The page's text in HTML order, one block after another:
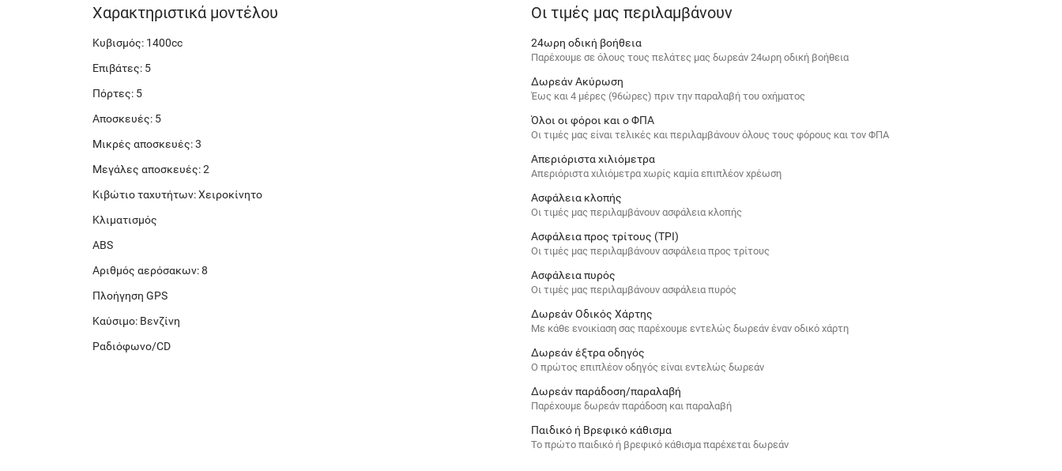
Χαρακτηριστικά μοντέλου
Κυβισμός: 1400cc
Επιβάτες: 5
Πόρτες: 5
Αποσκευές: 5
Μικρές αποσκευές: 3
Μεγάλες αποσκευές: 2
Κιβώτιο ταχυτήτων: Χειροκίνητο
Κλιματισμός
ABS
Αριθμός αερόσακων: 8
Πλοήγηση GPS
Καύσιμο: Βενζίνη
Ραδιόφωνο/CD
Οι τιμές μας περιλαμβάνουν
24ωρη οδική βοήθεια
Παρέχουμε σε όλους τους πελάτες μας δωρεάν 24ωρη οδική βοήθεια
Δωρεάν Ακύρωση
Έως και 4 μέρες (96ώρες) πριν την παραλαβή του οχήματος
Όλοι οι φόροι και ο ΦΠΑ
Οι τιμές μας είναι τελικές και περιλαμβάνουν όλους τους φόρους και τον ΦΠΑ
Απεριόριστα χιλιόμετρα
Απεριόριστα χιλιόμετρα χωρίς καμία επιπλέον χρέωση
Ασφάλεια κλοπής
Οι τιμές μας περιλαμβάνουν ασφάλεια κλοπής
Ασφάλεια προς τρίτους (TPI)
Οι τιμές μας περιλαμβάνουν ασφάλεια προς τρίτους
Ασφάλεια πυρός
Οι τιμές μας περιλαμβάνουν ασφάλεια πυρός
Δωρεάν Οδικός Χάρτης
Με κάθε ενοικίαση σας παρέχουμε εντελώς δωρεάν έναν οδικό χάρτη
Δωρεάν έξτρα οδηγός
Ο πρώτος επιπλέον οδηγός είναι εντελώς δωρεάν
Δωρεάν παράδοση/παραλαβή
Παρέχουμε δωρεάν παράδοση και παραλαβή
Παιδικό ή Βρεφικό κάθισμα
To πρώτο παιδικό ή βρεφικό κάθισμα παρέχεται δωρεάν